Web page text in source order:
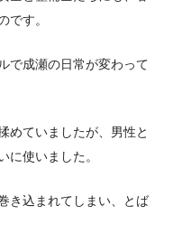
です。
で成瀬の日常が変わって
めていましたが、男性と
に使いました。
き込まれてしまい、とば